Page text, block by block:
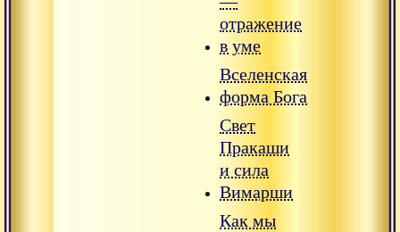
отражение
в уме
Вселенская
форма Бога
Свет
Пракаши
и сила
Вимарши
Как мы